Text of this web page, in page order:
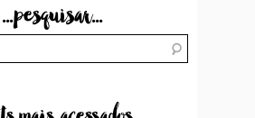
...pesquisar...